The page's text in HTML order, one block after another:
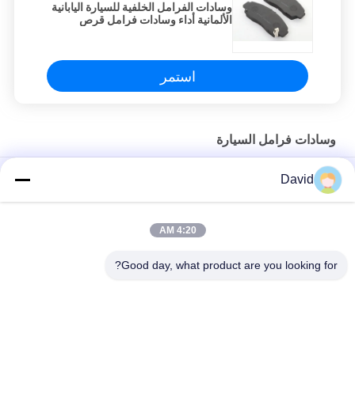
وسادات الفرامل الخلفية للسيارة اليابانية
الألمانية أداء وسادات فرامل قرص
استمر
وسادات فرامل السيارة
تيل فرامل أمامية وخلفية للمركبة عالية الصلابة شبه معدنية
تيل فرامل أمامي وخلفي حسب الطلب لا توجد مقاومة للغبار للضوضاء
وسادات الفرامل الأمامية لسباق السيارات ، وسادات الفرامل عالية
David
4:20 AM
Good day, what product are you looking for?